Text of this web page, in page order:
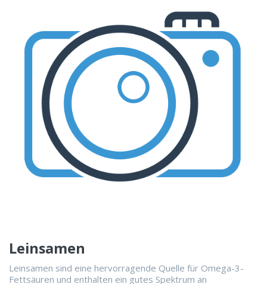
Leinsamen
Leinsamen sind eine hervorragende Quelle für Omega-3-
Fettsäuren und enthalten ein gutes Spektrum an